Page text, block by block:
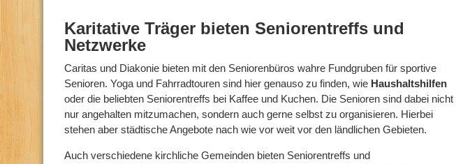
Karitative Träger bieten Seniorentreffs und
Netzwerke
Caritas und Diakonie bieten mit den Seniorenbüros wahre Fundgruben für sportive
Senioren. Yoga und Fahrradtouren sind hier genauso zu finden, wie Haushaltshilfen
oder die beliebten Seniorentreffs bei Kaffee und Kuchen. Die Senioren sind dabei nicht
nur angehalten mitzumachen, sondern auch gerne selbst zu organisieren. Hierbei
stehen aber städtische Angebote nach wie vor weit vor den ländlichen Gebieten.
Auch verschiedene kirchliche Gemeinden bieten Seniorentreffs und